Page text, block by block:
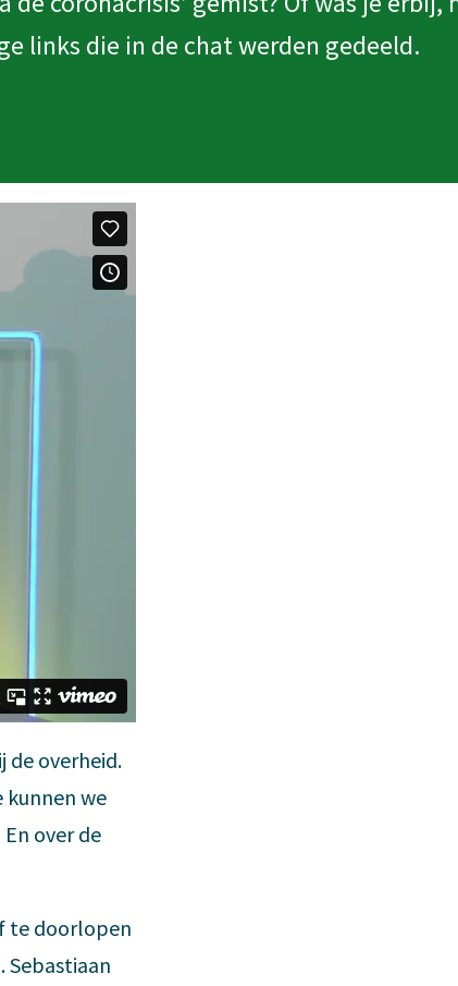
links die in de chat werden gedeeld.
de overheid.
kunnen we
over de
te doorlopen
Sebastiaan